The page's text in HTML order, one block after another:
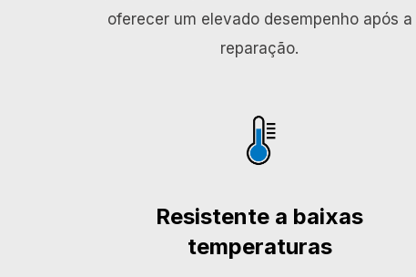
oferecer um elevado desempenho após a
reparação.
Resistente a baixas
temperaturas